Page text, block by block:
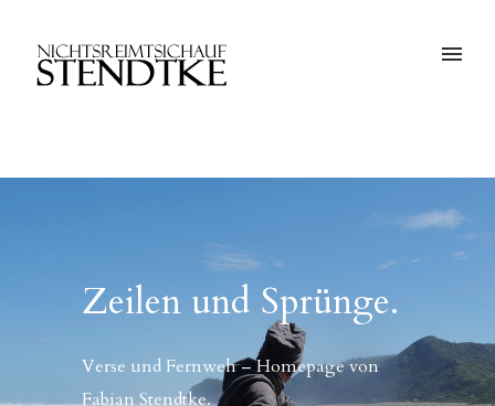
Zeilen und Sprünge.
Verse und Fernweh – Homepage von
Fabian Stendtke.